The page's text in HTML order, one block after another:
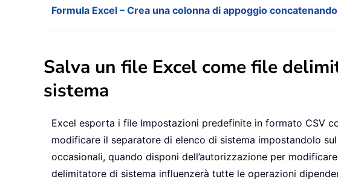
Formula Excel – Crea una colonna di appoggio
Salva un file Excel come file
sistema
Excel esporta i file Impostazioni predefinite in formato CSV
modificare il separatore di elenco di sistema impostandolo
occasionali, quando disponi dell’autorizzazione per
delimitatore di sistema influenzerà tutte le operazioni